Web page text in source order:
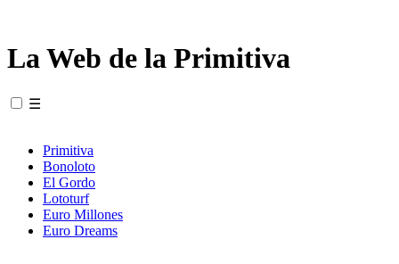
La Web de la Primitiva
☰
Primitiva
Bonoloto
El Gordo
Lototurf
Euro Millones
Euro Dreams